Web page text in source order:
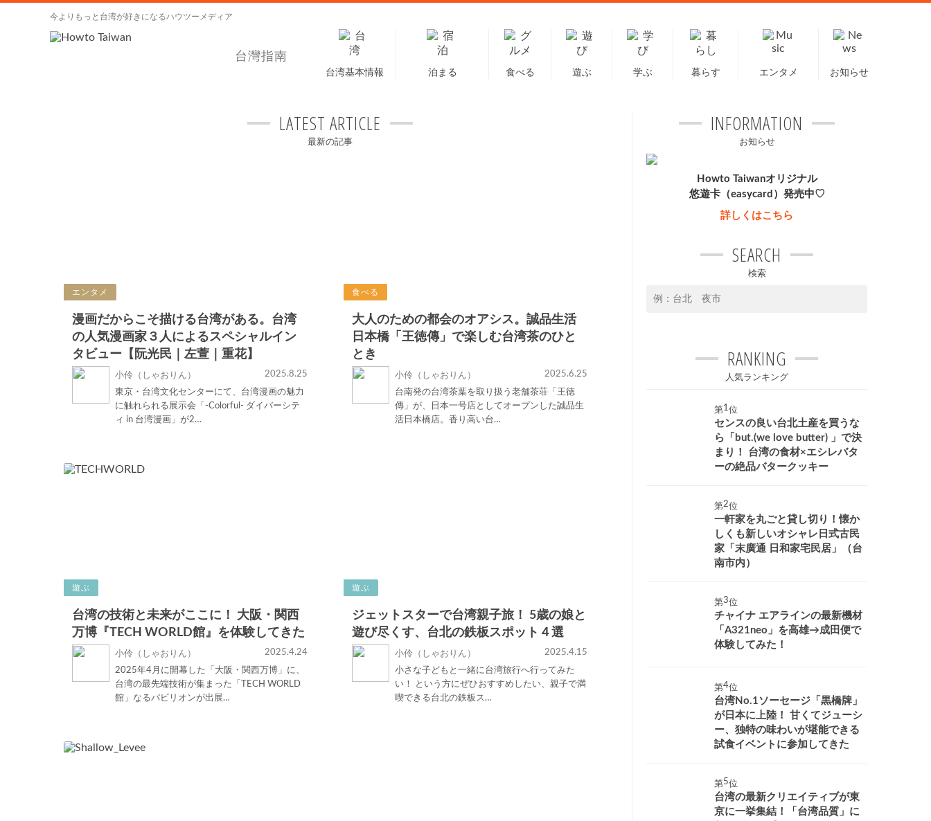
今よりもっと台湾が好きになるハウツーメディア
台灣指南
台湾基本情報 泊まる 食べる 遊ぶ 学ぶ 暮らす エンタメ お知らせ
LATEST ARTICLE
最新の記事
エンタメ
漫画だからこそ描ける台湾がある。台湾
の人気漫画家３人によるスペシャルイン
タビュー【阮光民｜左萱｜重花】
小伶（しゃおりん）
2025.8.25
東京・台湾文化センターにて、台湾漫画の魅力
に触れられる展示会「-Colorful- ダイバーシテ
ィ in 台湾漫画」が2…
食べる
大人のための都会のオアシス。誠品生活
日本橋「王徳傳」で楽しむ台湾茶のひと
とき
小伶（しゃおりん）
2025.6.25
台南発の台湾茶葉を取り扱う老舗茶荘「王徳
傳」が、日本一号店としてオープンした誠品生
活日本橋店。香り高い台…
遊ぶ
台湾の技術と未来がここに！ 大阪・関西
万博『TECH WORLD館』を体験してきた
小伶（しゃおりん）
2025.4.24
2025年4月に開幕した「大阪・関西万博」に、
台湾の最先端技術が集まった「TECH WORLD
館」なるパビリオンが出展…
遊ぶ
ジェットスターで台湾親子旅！ 5歳の娘と
遊び尽くす、台北の鉄板スポット４選
小伶（しゃおりん）
2025.4.15
小さな子どもと一緒に台湾旅行へ行ってみた
い！ という方にぜひおすすめしたい、親子で満
喫できる台北の鉄板ス…
INFORMATION
お知らせ
Howto Taiwanオリジナル
悠遊卡（easycard）発売中♡
詳しくはこちら
SEARCH
検索
RANKING
人気ランキング
第 位
センスの良い台北土産を買うな
ら「but.(we love butter) 」で決
まり！ 台湾の食材×エシレバタ
ーの絶品バタークッキー
第 位
一軒家を丸ごと貸し切り！懐か
しくも新しいオシャレ日式古民
家「末廣通 日和家宅民居」（台
南市内）
第 位
チャイナ エアラインの最新機材
「A321neo」を高雄→成田便で
体験してみた！
第 位
台湾No.1ソーセージ「黒橋牌」
が日本に上陸！ 甘くてジューシ
ー、独特の味わいが堪能できる
試食イベントに参加してきた
第 位
台湾の最新クリエイティブが東
京に一挙集結！「台湾品質」に